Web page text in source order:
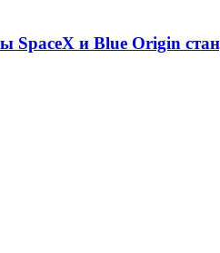
SpaceX и Blue Origin